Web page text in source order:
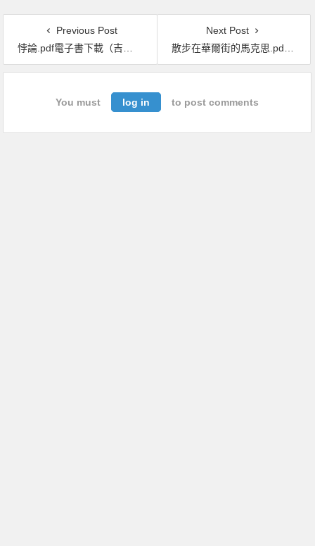
Previous Post
悖論.pdf電子書下載（吉姆 · 艾爾─卡利裏 (Jim Al-Khalili) 著）：破解科學史上最複雜的9大謎團
Next Post
散步在華爾街的馬克思.pdf電子書下載（泰瑞．伊格頓(Terry Eagleton) 著）
You must log in to post comments